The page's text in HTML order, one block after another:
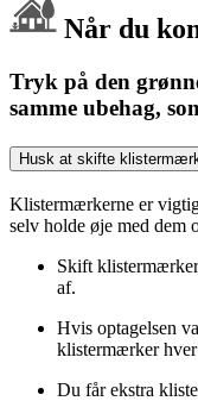
Når du
Tryk på den
samme ubehag,
Husk at skifte
Klistermærkerne er
selv holde øje med dem
Skift
af.
Hvis optagelsen
klistermærker
Du får ekstra